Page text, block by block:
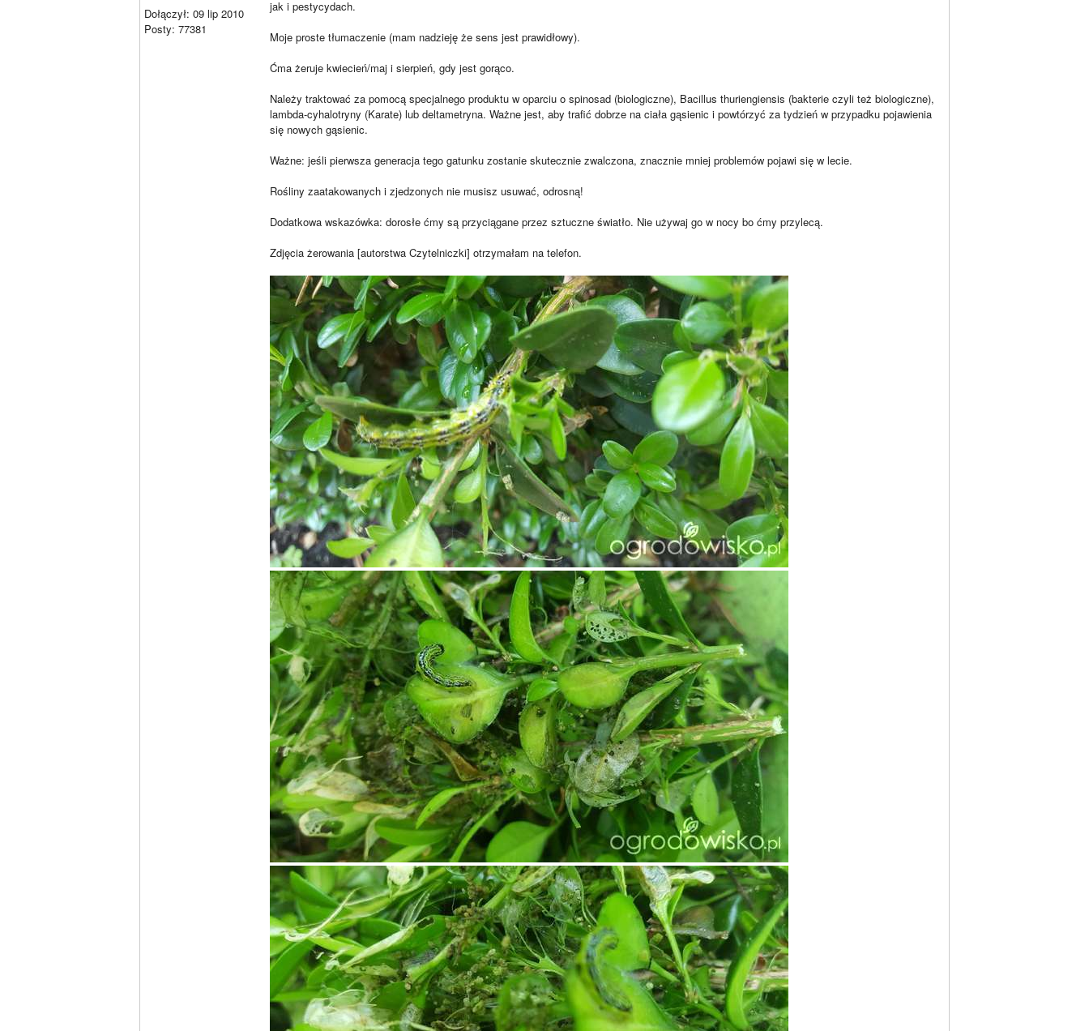
Dołączył: 09 lip 2010
Posty: 77381
jak i pestycydach.
Moje proste tłumaczenie (mam nadzieję że sens jest prawidłowy).
Ćma żeruje kwiecień/maj i sierpień, gdy jest gorąco.
Należy traktować za pomocą specjalnego produktu w oparciu o spinosad (biologiczne), Bacillus thuriengiensis (bakterie czyli też biologiczne),
lambda-cyhalotryny (Karate) lub deltametryna. Ważne jest, aby trafić dobrze na ciała gąsienic i powtórzyć za tydzień w przypadku pojawienia
się nowych gąsienic.
Ważne: jeśli pierwsza generacja tego gatunku zostanie skutecznie zwalczona, znacznie mniej problemów pojawi się w lecie.
Rośliny zaatakowanych i zjedzonych nie musisz usuwać, odrosną!
Dodatkowa wskazówka: dorosłe ćmy są przyciągane przez sztuczne światło. Nie używaj go w nocy bo ćmy przylecą.
Zdjęcia żerowania [autorstwa Czytelniczki] otrzymałam na telefon.